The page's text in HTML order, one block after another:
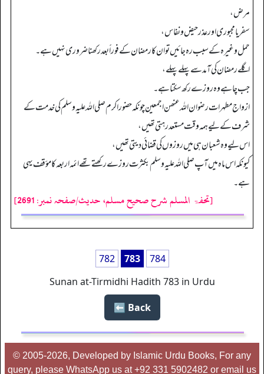
مرض،
سفر یا مجبوری اور عذر حیض ونفاس،
حمل وغیرہ کے سبب رہ جائیں تو ان کا رمضان کے فوراً بعد رکھنا ضروری نہیں ہے۔
اگلے رمضان کی آمد سے پہلے پہلے،
جب چاہے وہ روزے رکھ سکتا ہے۔
ازواج مطہرات رضوان اللہ عنھن اجمعین چونکہ حضور اکرم صلی اللہ علیہ وسلم کی خدمت کے
شرف کے لیے ہمہ وقت مستعد رہتی تھیں،
اس لیے وہ شعبان ہی میں روزوں کی قضائی دیتی تھیں،
کیونکہ اس ماہ میں آپ صلی اللہ علیہ وسلم بکثرت روزے رکھتے تھے ائمہ اربعہ کا مؤقف یہی
ہے۔
[تحفۃ المسلم شرح صحیح مسلم، حدیث/صفحہ نمبر: 2691]
782 783
784
Sunan at-Tirmidhi Hadith 783 in Urdu
Back ⬅️
© 2005-2026, Developed by Islamic Urdu Books, For any
query, please WhatsApp us at +92 331 5902482 or email us